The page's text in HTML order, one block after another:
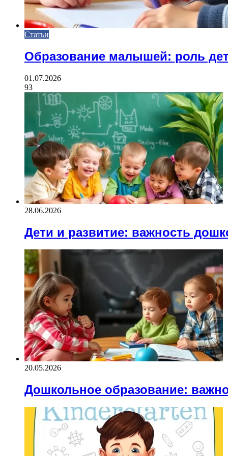
Статьи
Образование малышей: роль
01.07.2026
93
28.06.2026
Дети и развитие: важность
20.05.2026
Дошкольное образование: